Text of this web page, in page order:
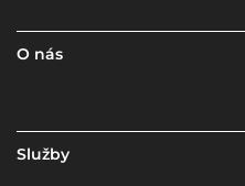
O nás
Služby